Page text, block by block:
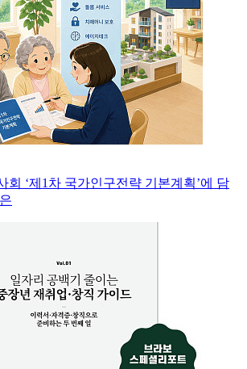
회 ‘제1차 국가인구전략 기본계획’에 담